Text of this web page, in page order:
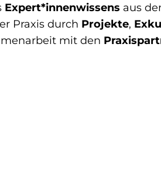
Expert*innenwissens aus
Praxis durch Projekte,
mit den